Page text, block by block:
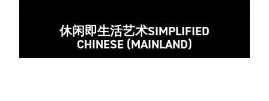
休闲即生活艺术SIMPLIFIED
CHINESE (MAINLAND)